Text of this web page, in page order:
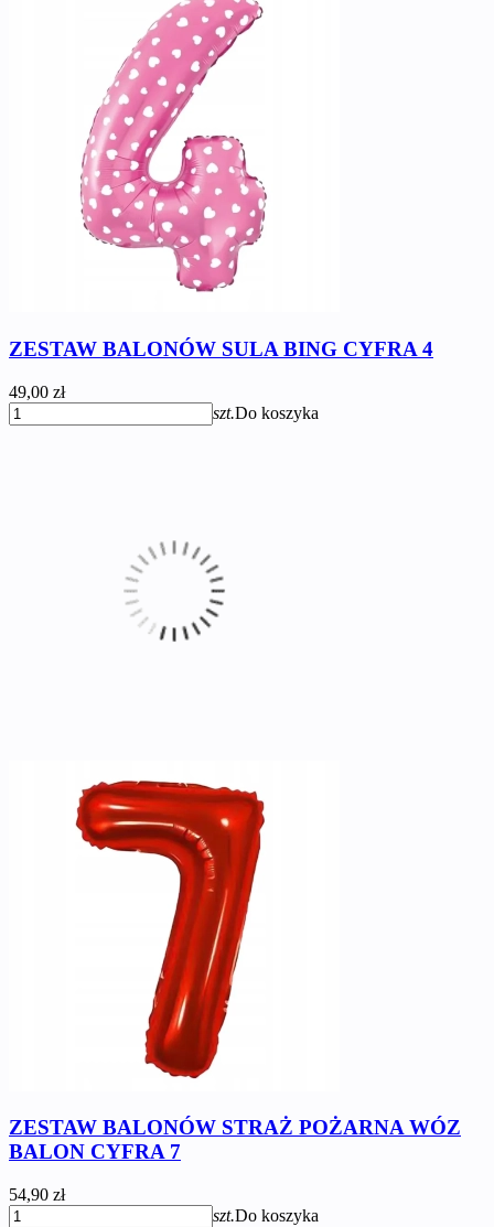
ZESTAW BALONÓW SULA BING CYFRA 4
49,00 zł
szt.Do koszyka
ZESTAW BALONÓW STRAŻ POŻARNA WÓZ
BALON CYFRA 7
54,90 zł
szt.Do koszyka